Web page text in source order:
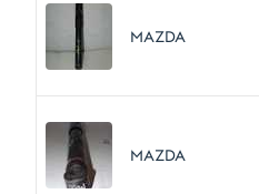
MAZDA
MAZDA